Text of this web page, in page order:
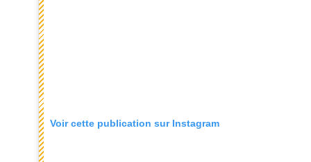
Voir cette publication sur Instagram